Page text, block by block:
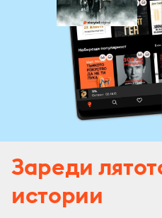
Зареди
истории